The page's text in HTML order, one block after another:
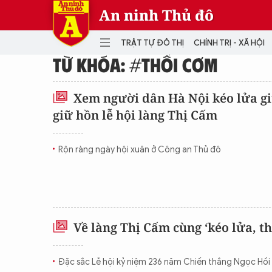
An ninh Thủ đô
TRẬT TỰ ĐÔ THỊ CHÍNH TRỊ - XÃ HỘI
TRẬT TỰ ĐÔ THỊ
THẾ GIỚI
Quân sự
TỪ KHÓA: #THỔI CƠM
Xem người dân Hà Nội kéo lửa
giữ hồn lễ hội làng Thị Cấm
Rộn ràng ngày hội xuân ở Công an Thủ đô
Về làng Thị Cấm cùng ‘kéo lửa,
Đặc sắc Lễ hội kỷ niệm 236 năm Chiến thắng Ngọc